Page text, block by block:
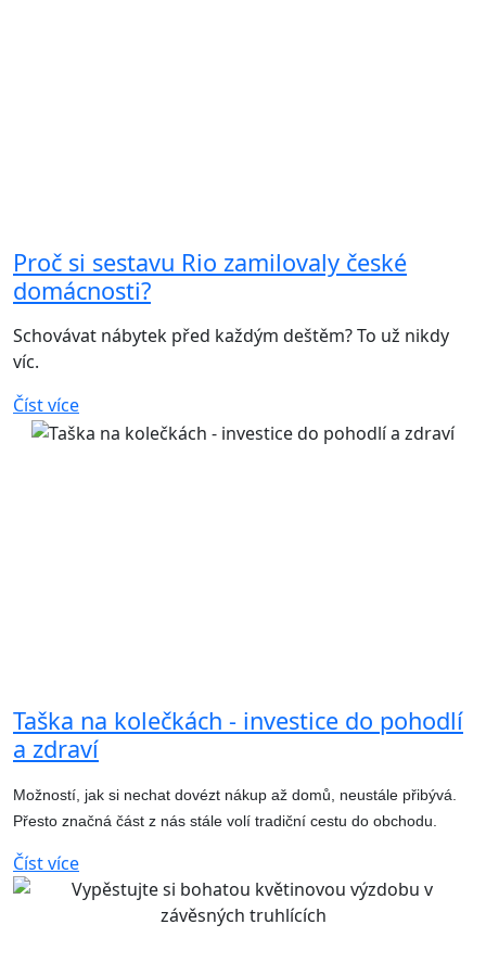
Proč si sestavu Rio zamilovaly české
domácnosti?
Schovávat nábytek před každým deštěm? To už nikdy
víc.
Číst více
Taška na kolečkách - investice do pohodlí
a zdraví
Možností, jak si nechat dovézt nákup až domů, neustále přibývá.
Přesto značná část z nás stále volí tradiční cestu do obchodu.
Číst více